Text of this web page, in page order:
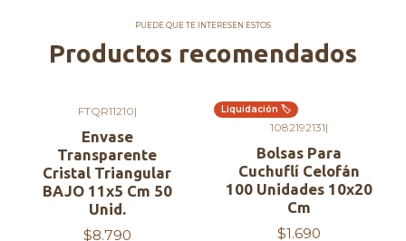
PUEDE QUE TE INTERESEN ESTOS
Productos recomendados
FTQR11210|
Envase
Transparente
Cristal Triangular
BAJO 11x5 Cm 50
Unid.
$8.790
Liquidación 🏷️
1082192131|
Bolsas Para
Cuchuflí Celofán
100 Unidades 10x20
Cm
$1.690